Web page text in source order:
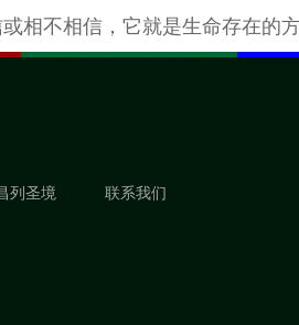
相不相信，它就是生命存在的
列圣境 联系我们